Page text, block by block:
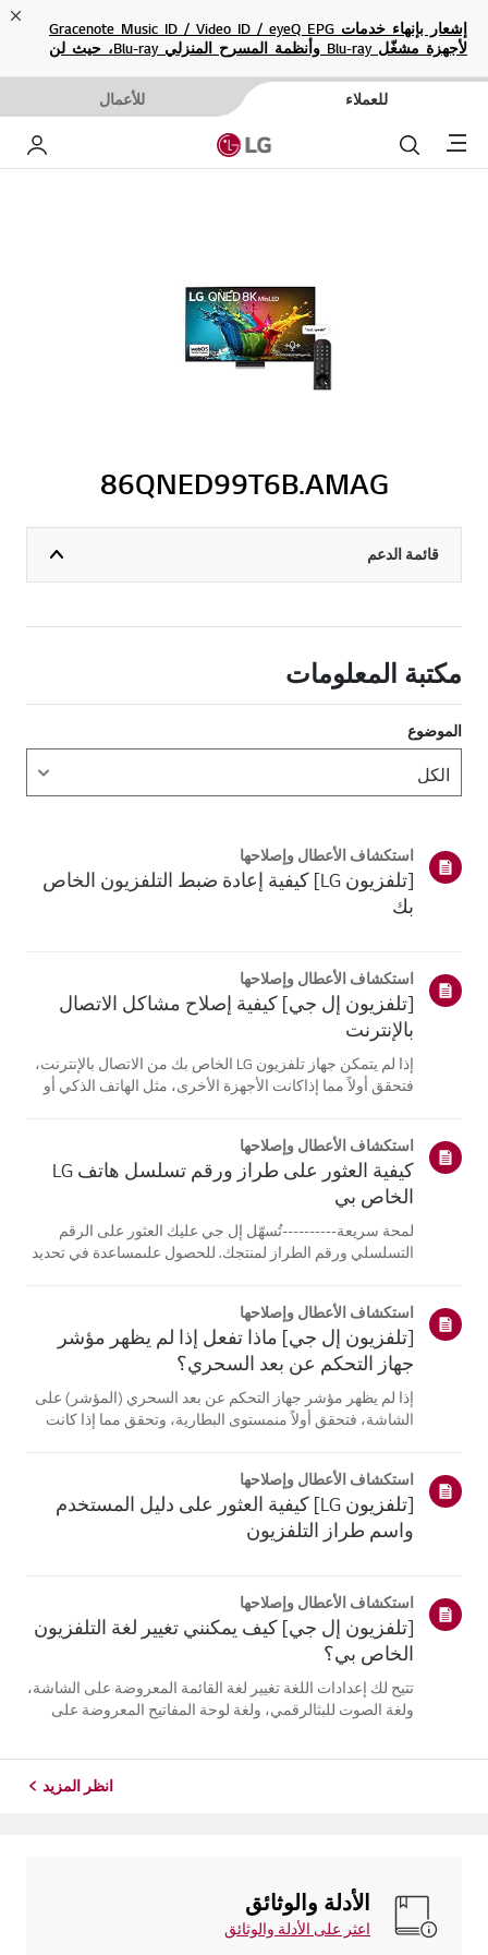
إشعار بإنهاء خدمات Gracenote Music ID / Video ID / eyeQ EPG
لأجهزة مشغّل Blu-ray وأنظمة المسرح المنزلي Blu-ray، حيث لن
للعملاء للأعمال
Menu بحث
86QNED99T6B.AMAG
قائمة الدعم
مكتبة المعلومات
الموضوع
استكشاف الأعطال وإصلاحها
[تلفزيون LG] كيفية إعادة ضبط التلفزيون الخاص
بك
استكشاف الأعطال وإصلاحها
[تلفزيون إل جي] كيفية إصلاح مشاكل الاتصال
بالإنترنت
إذا لم يتمكن جهاز تلفزيون LG الخاص بك من الاتصال بالإنترنت،
فتحقق أولاً مما إذاكانت الأجهزة الأخرى، مثل الهاتف الذكي أو
تكمن في جها...
استكشاف الأعطال وإصلاحها
كيفية العثور على طراز ورقم تسلسل هاتف LG
الخاص بي
لمحة سريعة----------تُسهّل إل جي عليك العثور على الرقم
التسلسلي ورقم الطراز لمنتجك. للحصول علىمساعدة في تحديد
تختلف الصور أو ا...
استكشاف الأعطال وإصلاحها
[تلفزيون إل جي] ماذا تفعل إذا لم يظهر مؤشر
جهاز التحكم عن بعد السحري؟
إذا لم يظهر مؤشر جهاز التحكم عن بعد السحري (المؤشر) على
الشاشة، فتحقق أولاً منمستوى البطارية، وتحقق مما إذا كانت
التلفزيون. أعد تسج...
استكشاف الأعطال وإصلاحها
[تلفزيون LG] كيفية العثور على دليل المستخدم
واسم طراز التلفزيون
استكشاف الأعطال وإصلاحها
[تلفزيون إل جي] كيف يمكنني تغيير لغة التلفزيون
الخاص بي؟
تتيح لك إعدادات اللغة تغيير لغة القائمة المعروضة على الشاشة،
ولغة الصوت للبثالرقمي، ولغة لوحة المفاتيح المعروضة على
انظر المزيد
الأدلة والوثائق
اعثر على الأدلة والوثائق